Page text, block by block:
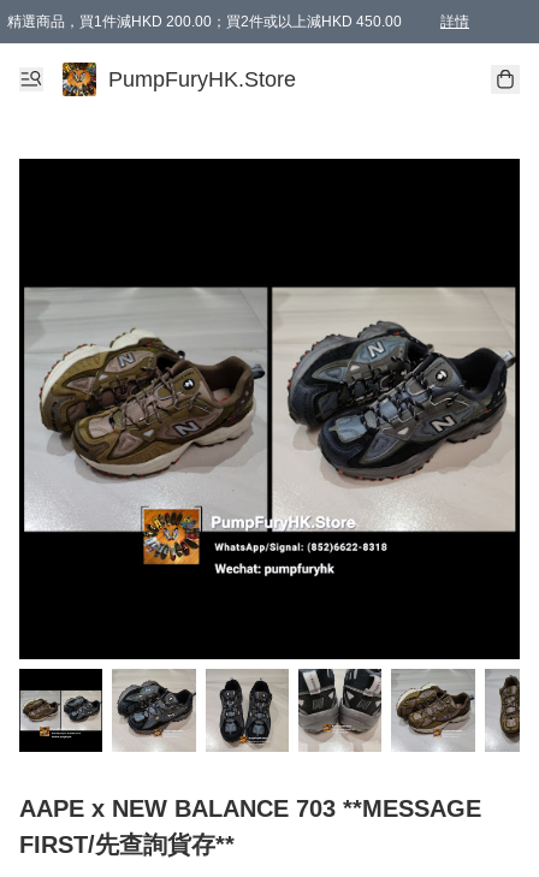
精選商品，買1件減HKD 200.00；買2件或以上減HKD 450.00 詳情
AAPE商品,會員專享9折或以上（按會員等級）AAPE products, members can
精選商品，任選買2件或以上減HKD 100.00
購物滿 HKD 800.00即享免運費優惠！（適用於 特定的送貨方式 )
PumpFuryHK.Store
AAPE x NEW BALANCE 703 **MESSAGE
FIRST/先查詢貨存**